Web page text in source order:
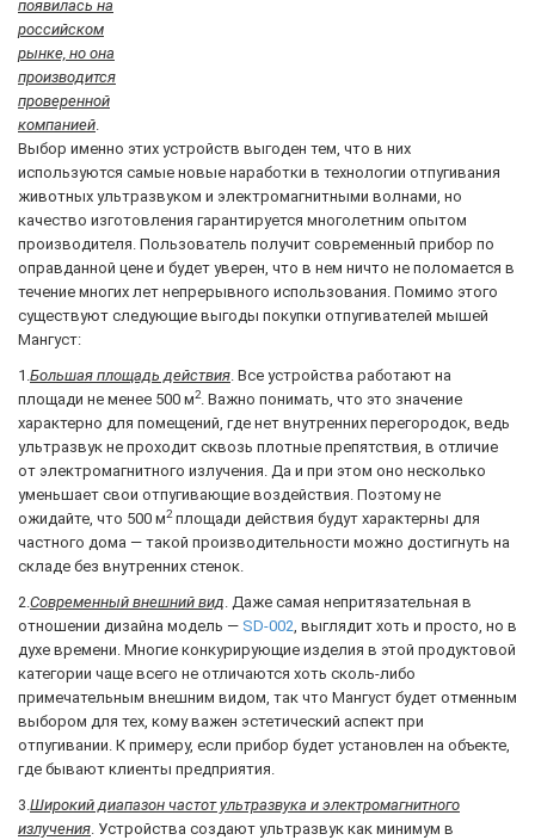
появилась на
российском
рынке, но она
производится
проверенной
компанией.
Выбор именно этих устройств выгоден тем, что в них
используются самые новые наработки в технологии отпугивания
животных ультразвуком и электромагнитными волнами, но
качество изготовления гарантируется многолетним опытом
производителя. Пользователь получит современный прибор по
оправданной цене и будет уверен, что в нем ничто не поломается в
течение многих лет непрерывного использования. Помимо этого
существуют следующие выгоды покупки отпугивателей мышей
Мангуст:
1.Большая площадь действия. Все устройства работают на
площади не менее 500 м2. Важно понимать, что это значение
характерно для помещений, где нет внутренних перегородок, ведь
ультразвук не проходит сквозь плотные препятствия, в отличие
от электромагнитного излучения. Да и при этом оно несколько
уменьшает свои отпугивающие воздействия. Поэтому не
ожидайте, что 500 м2площади действия будут характерны для
частного дома — такой производительности можно достигнуть на
складе без внутренних стенок.
2.Современный внешний вид. Даже самая непритязательная в
отношении дизайна модель — SD-002, выглядит хоть и просто, но в
духе времени. Многие конкурирующие изделия в этой продуктовой
категории чаще всего не отличаются хоть сколь-либо
примечательным внешним видом, так что Мангуст будет отменным
выбором для тех, кому важен эстетический аспект при
отпугивании. К примеру, если прибор будет установлен на объекте,
где бывают клиенты предприятия.
3.Широкий диапазон частот ультразвука и электромагнитного
излучения. Устройства создают ультразвук как минимум в